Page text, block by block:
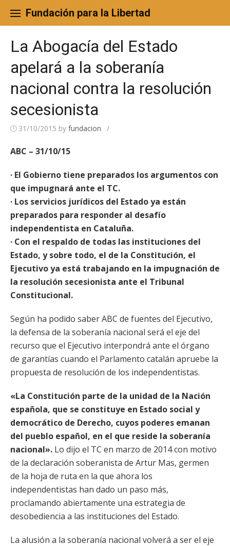
content
Fundación para la Libertad
La Abogacía del Estado
apelará a la soberanía
nacional contra la resolución
secesionista
31/10/2015 by fundacion /
ABC – 31/10/15
· El Gobierno tiene preparados los argumentos con
que impugnará ante el TC.
· Los servicios jurídicos del Estado ya están
preparados para responder al desafío
independentista en Cataluña.
· Con el respaldo de todas las instituciones del
Estado, y sobre todo, el de la Constitución, el
Ejecutivo ya está trabajando en la impugnación de
la resolución secesionista ante el Tribunal
Constitucional.
Según ha podido saber ABC de fuentes del Ejecutivo,
la defensa de la soberanía nacional será el eje del
recurso que el Ejecutivo interpondrá ante el órgano
de garantías cuando el Parlamento catalán apruebe la
propuesta de resolución de los independentistas.
«La Constitución parte de la unidad de la Nación
española, que se constituye en Estado social y
democrático de Derecho, cuyos poderes emanan
del pueblo español, en el que reside la soberanía
nacional». Lo dijo el TC en marzo de 2014 con motivo
de la declaración soberanista de Artur Mas, germen
de la hoja de ruta en la que ahora los
independentistas han dado un paso más,
proclamando abiertamente una estrategia de
desobediencia a las instituciones del Estado.
La alusión a la soberanía nacional volverá a ser el eje